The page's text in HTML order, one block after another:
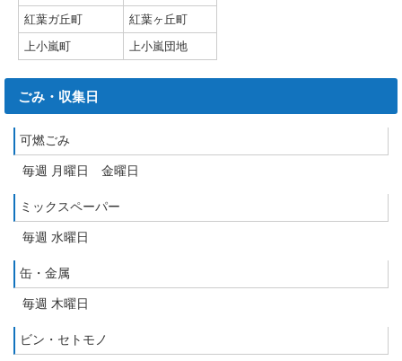
紅葉ガ丘町
紅葉ヶ丘町
上小嵐町
上小嵐団地
ごみ・収集日
可燃ごみ
毎週 月曜日 金曜日
ミックスペーパー
毎週 水曜日
缶・金属
毎週 木曜日
ビン・セトモノ